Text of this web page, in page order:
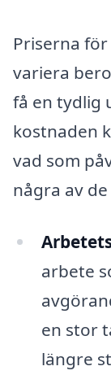
Priserna
variera
få en tydlig
kostnaden
vad som
några av
arbete
en stor
längre